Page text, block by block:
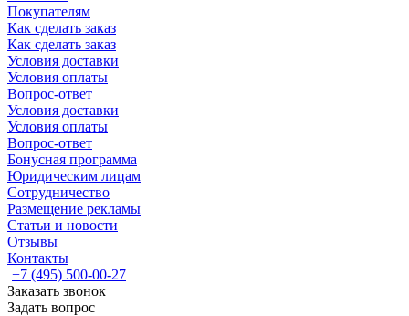
Покупателям
Как сделать заказ
Как сделать заказ
Условия доставки
Условия оплаты
Вопрос-ответ
Условия доставки
Условия оплаты
Вопрос-ответ
Бонусная программа
Юридическим лицам
Сотрудничество
Размещение рекламы
Статьи и новости
Отзывы
Контакты
+7 (495) 500-00-27
Заказать звонок
Задать вопрос